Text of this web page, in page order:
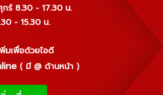
กร์ 8.30 - 17.30 น.
- 15.30 น.
พิ่มเพื่อด้วยไอดี
( มี @ ด้านหน้า )